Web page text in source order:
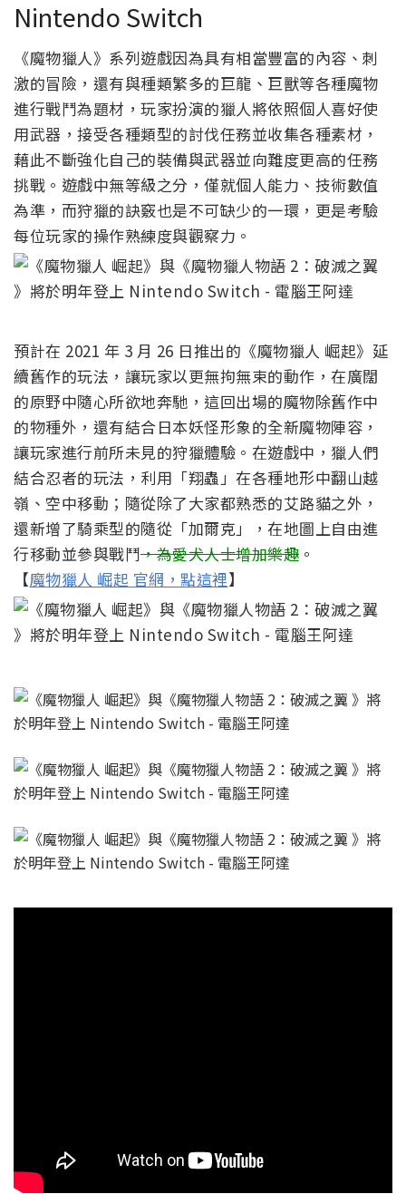
Nintendo Switch
《魔物獵人》系列遊戲因為具有相當豐富的內容、刺
激的冒險，還有與種類繁多的巨龍、巨獸等各種魔物
進行戰鬥為題材，玩家扮演的獵人將依照個人喜好使
用武器，接受各種類型的討伐任務並收集各種素材，
藉此不斷強化自己的裝備與武器並向難度更高的任務
挑戰。遊戲中無等級之分，僅就個人能力、技術數值
為準，而狩獵的訣竅也是不可缺少的一環，更是考驗
每位玩家的操作熟練度與觀察力。
預計在 2021 年 3 月 26 日推出的《魔物獵人 崛起》延
續舊作的玩法，讓玩家以更無拘無束的動作，在廣闊
的原野中隨心所欲地奔馳，這回出場的魔物除舊作中
的物種外，還有結合日本妖怪形象的全新魔物陣容，
讓玩家進行前所未見的狩獵體驗。在遊戲中，獵人們
結合忍者的玩法，利用「翔蟲」在各種地形中翻山越
嶺、空中移動；隨從除了大家都熟悉的艾路貓之外，
還新增了騎乘型的隨從「加爾克」，在地圖上自由進
行移動並參與戰鬥，為愛犬人士增加樂趣 。
【魔物獵人 崛起 官網，點這裡】